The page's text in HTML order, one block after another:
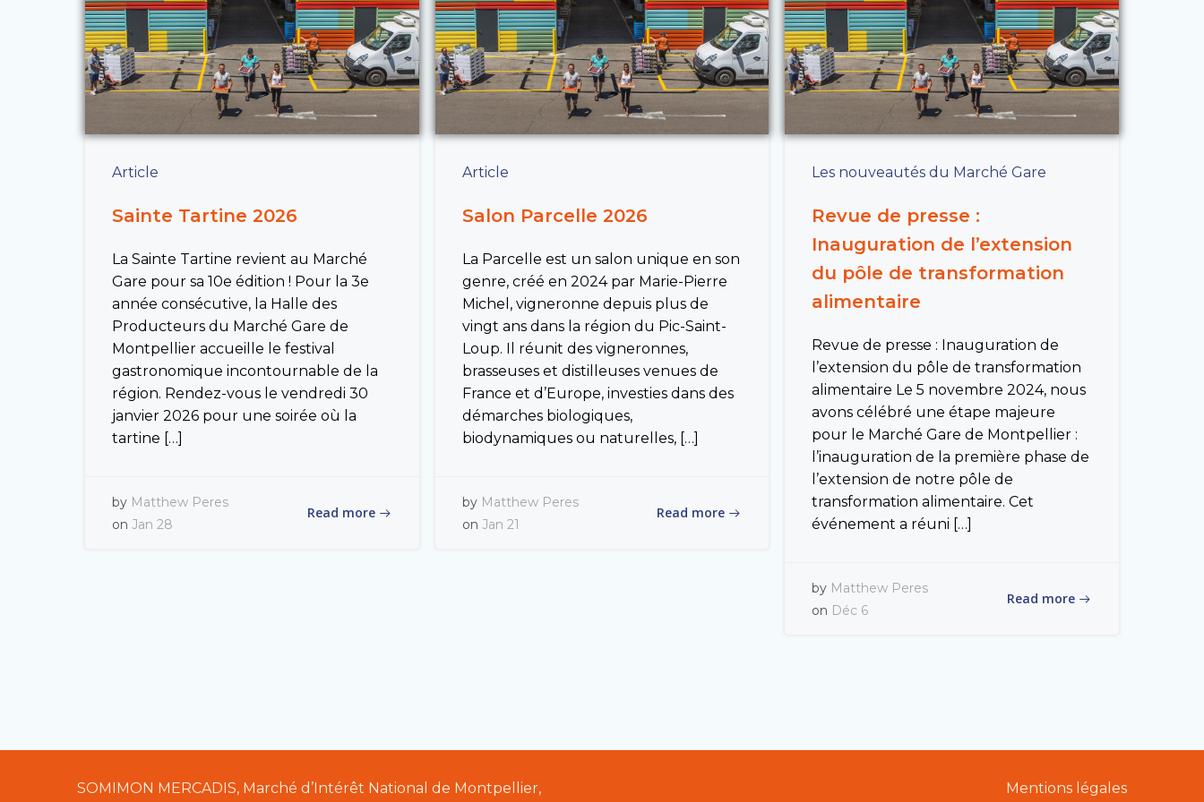
Article
Sainte Tartine 2026
La Sainte Tartine revient au Marché
Gare pour sa 10e édition ! Pour la 3e
année consécutive, la Halle des
Producteurs du Marché Gare de
Montpellier accueille le festival
gastronomique incontournable de la
région. Rendez-vous le vendredi 30
janvier 2026 pour une soirée où la
tartine […]
by Matthew Peres
on Jan 28
Read more
Article
Salon Parcelle 2026
La Parcelle est un salon unique en son
genre, créé en 2024 par Marie-Pierre
Michel, vigneronne depuis plus de
vingt ans dans la région du Pic-Saint-
Loup. Il réunit des vigneronnes,
brasseuses et distilleuses venues de
France et d’Europe, investies dans des
démarches biologiques,
biodynamiques ou naturelles, […]
by Matthew Peres
on Jan 21
Read more
Les nouveautés du Marché Gare
Revue de presse :
Inauguration de l’extension
du pôle de transformation
alimentaire
Revue de presse : Inauguration de
l’extension du pôle de transformation
alimentaire Le 5 novembre 2024, nous
avons célébré une étape majeure
pour le Marché Gare de Montpellier :
l’inauguration de la première phase de
l’extension de notre pôle de
transformation alimentaire. Cet
événement a réuni […]
by Matthew Peres
on Déc 6
Read more
SOMIMON MERCADIS, Marché d’Intérêt National de Montpellier, Mentions légales